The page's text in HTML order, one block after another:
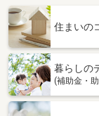
住まいの
暮らしの
(補助金・